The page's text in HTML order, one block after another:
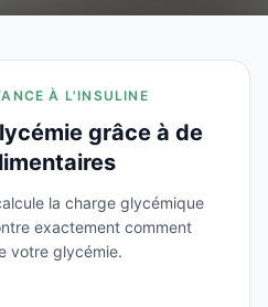
À L'INSULINE
grâce à de
la charge glycémique
exactement comment
votre glycémie.